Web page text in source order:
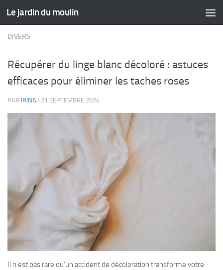
Skip to content
Le jardin du moulin
DIVERS
Récupérer du linge blanc décoloré : astuces
efficaces pour éliminer les taches roses
PAR IRINA · 21 SEPTEMBRE 2024
Il n’est pas rare qu’un accident de décoloration transforme votre